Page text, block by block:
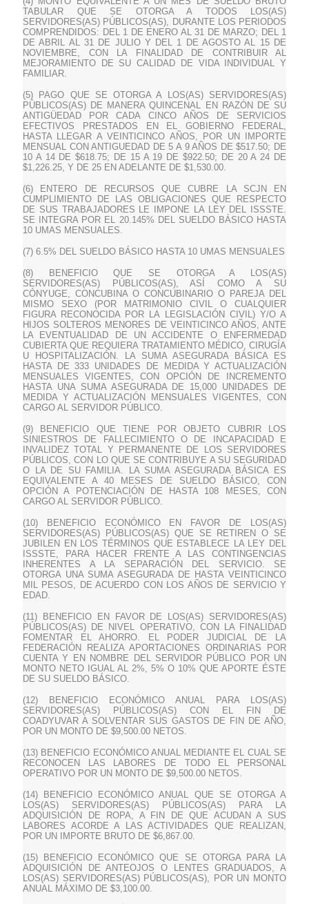
TABULAR QUE SE OTORGA A TODOS LOS(AS)
SERVIDORES(AS) PÚBLICOS(AS), DURANTE LOS PERIODOS
COMPRENDIDOS: DEL 1 DE ENERO AL 31 DE MARZO; DEL 1
DE ABRIL AL 31 DE JULIO Y DEL 1 DE AGOSTO AL 15 DE
NOVIEMBRE, CON LA FINALIDAD DE CONTRIBUIR AL
MEJORAMIENTO DE SU CALIDAD DE VIDA INDIVIDUAL Y
FAMILIAR.
(5) PAGO QUE SE OTORGA A LOS(AS) SERVIDORES(AS)
PÚBLICOS(AS) DE MANERA QUINCENAL EN RAZÓN DE SU
ANTIGÜEDAD POR CADA CINCO AÑOS DE SERVICIOS
EFECTIVOS PRESTADOS EN EL GOBIERNO FEDERAL,
HASTA LLEGAR A VEINTICINCO AÑOS, POR UN IMPORTE
MENSUAL CON ANTIGUEDAD DE 5 A 9 AÑOS DE $517.50; DE
10 A 14 DE $618.75; DE 15 A 19 DE $922.50; DE 20 A 24 DE
$1,226.25, Y DE 25 EN ADELANTE DE $1,530.00.
(6) ENTERO DE RECURSOS QUE CUBRE LA SCJN EN
CUMPLIMIENTO DE LAS OBLIGACIONES QUE RESPECTO
DE SUS TRABAJADORES LE IMPONE LA LEY DEL ISSSTE.
SE INTEGRA POR EL 20.145% DEL SUELDO BÁSICO HASTA
10 UMAS MENSUALES.
(7) 6.5% DEL SUELDO BÁSICO HASTA 10 UMAS MENSUALES
(8) BENEFICIO QUE SE OTORGA A LOS(AS)
SERVIDORES(AS) PÚBLICOS(AS), ASÍ COMO A SU
CÓNYUGE, CONCUBINA O CONCUBINARIO O PAREJA DEL
MISMO SEXO (POR MATRIMONIO CIVIL O CUALQUIER
FIGURA RECONOCIDA POR LA LEGISLACIÓN CIVIL) Y/O A
HIJOS SOLTEROS MENORES DE VEINTICINCO AÑOS, ANTE
LA EVENTUALIDAD DE UN ACCIDENTE O ENFERMEDAD
CUBIERTA QUE REQUIERA TRATAMIENTO MÉDICO, CIRUGÍA
U HOSPITALIZACIÓN. LA SUMA ASEGURADA BÁSICA ES
HASTA DE 333 UNIDADES DE MEDIDA Y ACTUALIZACIÓN
MENSUALES VIGENTES, CON OPCIÓN DE INCREMENTO
HASTA UNA SUMA ASEGURADA DE 15,000 UNIDADES DE
MEDIDA Y ACTUALIZACIÓN MENSUALES VIGENTES, CON
CARGO AL SERVIDOR PÚBLICO.
(9) BENEFICIO QUE TIENE POR OBJETO CUBRIR LOS
SINIESTROS DE FALLECIMIENTO O DE INCAPACIDAD E
INVALIDEZ TOTAL Y PERMANENTE DE LOS SERVIDORES
PÚBLICOS, CON LO QUE SE CONTRIBUYE A SU SEGURIDAD
O LA DE SU FAMILIA. LA SUMA ASEGURADA BÁSICA ES
EQUIVALENTE A 40 MESES DE SUELDO BÁSICO, CON
OPCIÓN A POTENCIACIÓN DE HASTA 108 MESES, CON
CARGO AL SERVIDOR PÚBLICO.
(10) BENEFICIO ECONÓMICO EN FAVOR DE LOS(AS)
SERVIDORES(AS) PÚBLICOS(AS) QUE SE RETIREN O SE
JUBILEN EN LOS TÉRMINOS QUE ESTABLECE LA LEY DEL
ISSSTE, PARA HACER FRENTE A LAS CONTINGENCIAS
INHERENTES A LA SEPARACIÓN DEL SERVICIO. SE
OTORGA UNA SUMA ASEGURADA DE HASTA VEINTICINCO
MIL PESOS, DE ACUERDO CON LOS AÑOS DE SERVICIO Y
EDAD.
(11) BENEFICIO EN FAVOR DE LOS(AS) SERVIDORES(AS)
PÚBLICOS(AS) DE NIVEL OPERATIVO, CON LA FINALIDAD
FOMENTAR EL AHORRO. EL PODER JUDICIAL DE LA
FEDERACIÓN REALIZA APORTACIONES ORDINARIAS POR
CUENTA Y EN NOMBRE DEL SERVIDOR PÚBLICO POR UN
MONTO NETO IGUAL AL 2%, 5% O 10% QUE APORTE ÉSTE
DE SU SUELDO BÁSICO.
(12) BENEFICIO ECONÓMICO ANUAL PARA LOS(AS)
SERVIDORES(AS) PÚBLICOS(AS) CON EL FIN DE
COADYUVAR A SOLVENTAR SUS GASTOS DE FIN DE AÑO,
POR UN MONTO DE $9,500.00 NETOS.
(13) BENEFICIO ECONÓMICO ANUAL MEDIANTE EL CUAL SE
RECONOCEN LAS LABORES DE TODO EL PERSONAL
OPERATIVO POR UN MONTO DE $9,500.00 NETOS.
(14) BENEFICIO ECONÓMICO ANUAL QUE SE OTORGA A
LOS(AS) SERVIDORES(AS) PÚBLICOS(AS) PARA LA
ADQUISICIÓN DE ROPA, A FIN DE QUE ACUDAN A SUS
LABORES ACORDE A LAS ACTIVIDADES QUE REALIZAN,
POR UN IMPORTE BRUTO DE $6,867.00.
(15) BENEFICIO ECONÓMICO QUE SE OTORGA PARA LA
ADQUISICIÓN DE ANTEOJOS O LENTES GRADUADOS, A
LOS(AS) SERVIDORES(AS) PÚBLICOS(AS), POR UN MONTO
ANUAL MÁXIMO DE $3,100.00.